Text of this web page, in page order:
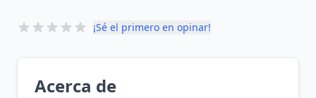
¡Sé el primero en opinar!
Acerca de